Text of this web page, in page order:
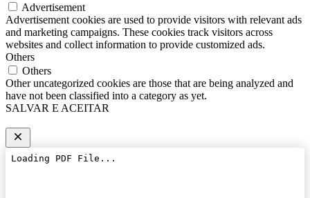
Advertisement
Advertisement cookies are used to provide visitors with relevant ads
and marketing campaigns. These cookies track visitors across
websites and collect information to provide customized ads.
Others
Others
Other uncategorized cookies are those that are being analyzed and
have not been classified into a category as yet.
SALVAR E ACEITAR